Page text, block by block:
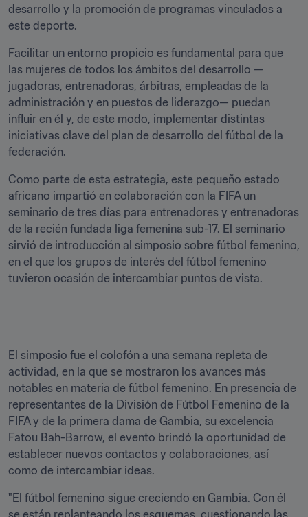
desarrollo y la promoción de programas vinculados a
este deporte.
Facilitar un entorno propicio es fundamental para que
las mujeres de todos los ámbitos del desarrollo —
jugadoras, entrenadoras, árbitras, empleadas de la
administración y en puestos de liderazgo— puedan
influir en él y, de este modo, implementar distintas
iniciativas clave del plan de desarrollo del fútbol de la
federación.
Como parte de esta estrategia, este pequeño estado
africano impartió en colaboración con la FIFA un
seminario de tres días para entrenadores y entrenadoras
de la recién fundada liga femenina sub-17. El seminario
sirvió de introducción al simposio sobre fútbol femenino,
en el que los grupos de interés del fútbol femenino
tuvieron ocasión de intercambiar puntos de vista.
El simposio fue el colofón a una semana repleta de
actividad, en la que se mostraron los avances más
notables en materia de fútbol femenino. En presencia de
representantes de la División de Fútbol Femenino de la
FIFA y de la primera dama de Gambia, su excelencia
Fatou Bah-Barrow, el evento brindó la oportunidad de
establecer nuevos contactos y colaboraciones, así
como de intercambiar ideas.
"El fútbol femenino sigue creciendo en Gambia. Con él
se están replanteando los esquemas, cuestionando las